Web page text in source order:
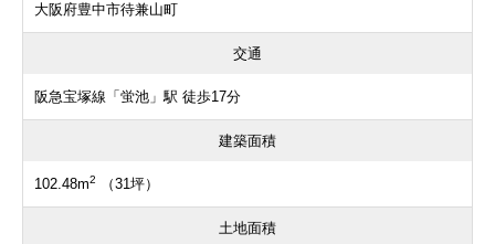
大阪府豊中市待兼山町
交通
阪急宝塚線「蛍池」駅 徒歩17分
建築面積
102.48m2 （31坪）
土地面積